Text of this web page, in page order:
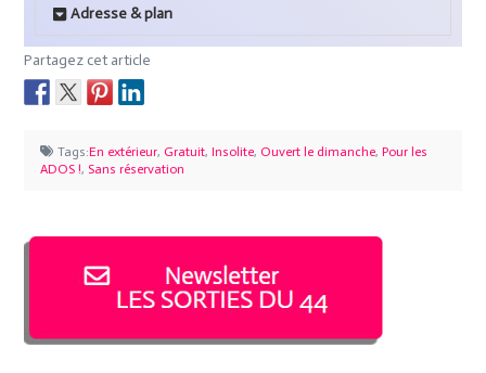
Adresse & plan
Partagez cet article
Tags:En extérieur, Gratuit, Insolite, Ouvert le dimanche, Pour les
ADOS !, Sans réservation